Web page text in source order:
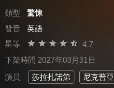
類型
驚悚
發音
英語
星等
4.7
下架時間 2027年03月31日
演員 莎拉扎諾第 尼克普亞